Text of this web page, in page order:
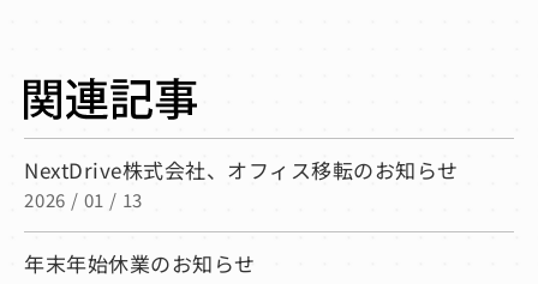
NextDrive株式会社、オフィス移転のお知らせ
2026 / 01 / 13
年末年始休業のお知らせ